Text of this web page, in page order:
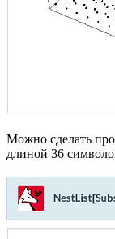
Можно сделать
длиной 36